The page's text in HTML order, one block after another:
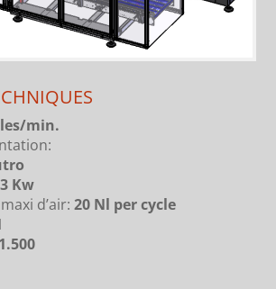
min.
3 Kw
d’air: 20 Nl per cycle